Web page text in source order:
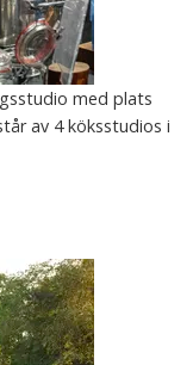
med plats
av 4 köksstudios i